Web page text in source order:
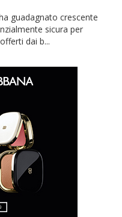
guadagnato crescente
sicura per
dai b...